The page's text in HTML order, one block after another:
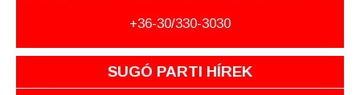
+36-30/330-3030
SUGÓ PARTI HÍREK